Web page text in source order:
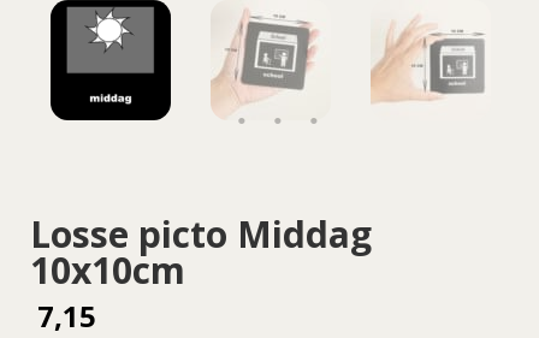
Losse picto Middag
10x10cm
7,15